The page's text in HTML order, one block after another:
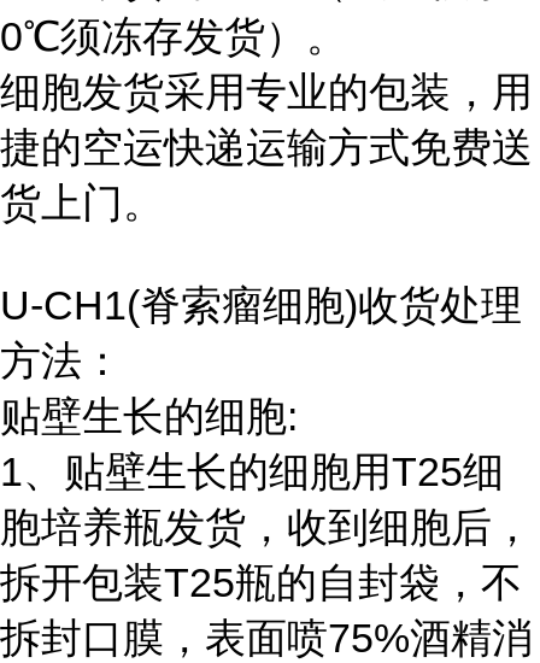
0℃须冻存发货）。
细胞发货采用专业的包装，用
捷的空运快递运输方式免费送
货上门。
U-CH1(脊索瘤细胞)收货处理
方法：
贴壁生长的细胞:
1、贴壁生长的细胞用T25细
胞培养瓶发货，收到细胞后，
拆开包装T25瓶的自封袋，不
拆封口膜，表面喷75%酒精消